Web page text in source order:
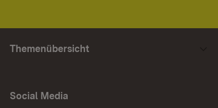
Themenübersicht
Social Media